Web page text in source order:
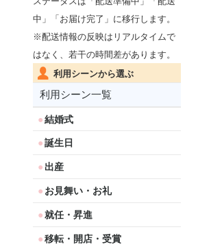
中」「お届け完了」に移行します。
※配送情報の反映はリアルタイムで
はなく、若干の時間差があります。
利用シーンから選ぶ
利用シーン一覧
結婚式
誕生日
出産
お見舞い・お礼
就任・昇進
移転・開店・受賞